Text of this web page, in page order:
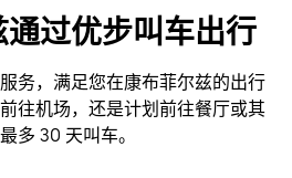
过优步叫车出行
务，满足您在康布菲尔兹的出行
往机场，还是计划前往餐厅或其
多 30 天叫车。